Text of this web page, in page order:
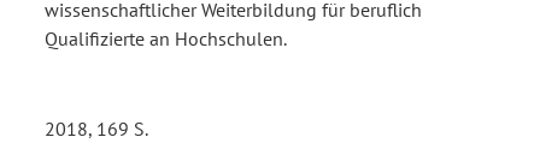
wissenschaftlicher Weiterbildung für beruflich
Qualifizierte an Hochschulen.
2018, 169 S.